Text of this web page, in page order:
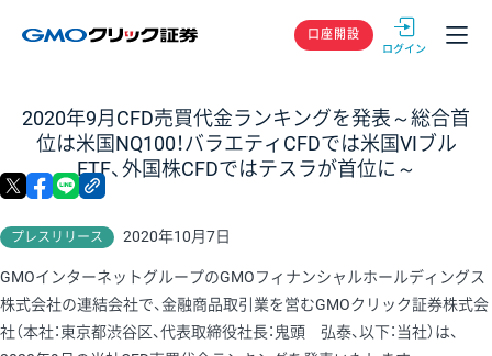
GMOクリック
口座開設
2020年9月CFD売買代金ランキングを発表～総合首
位は米国NQ100！バラエティCFDでは米国VIブル
ETF、外国株CFDではテスラが首位に～
プレスリリース 2020年10月7日
X facebook
GMOインターネットグループのGMOフィナンシャルホールディングス
株式会社の連結会社で、金融商品取引業を営むGMOクリック証券株式会
社（本社：東京都渋谷区、代表取締役社長：鬼頭 弘泰、以下：当社）は、